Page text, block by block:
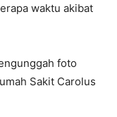
waktu akibat
foto
Sakit Carolus